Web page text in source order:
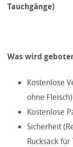
Tauchgänge)
Was wird
Kostenlose
ohne
Kostenlose
Sicherheit
Rucksack